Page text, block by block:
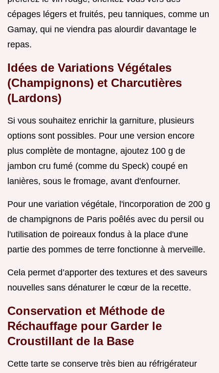
cépages légers et fruités, peu tanniques, comme un
Gamay, qui ne viendra pas alourdir davantage le
repas.
Idées de Variations Végétales
(Champignons) et Charcutières
(Lardons)
Si vous souhaitez enrichir la garniture, plusieurs
options sont possibles. Pour une version encore
plus complète de montagne, ajoutez 100 g de
jambon cru fumé (comme du Speck) coupé en
lanières, sous le fromage, avant d'enfourner.
Pour une variation végétale, l'incorporation de 200 g
de champignons de Paris poêlés avec du persil ou
l'utilisation de poireaux fondus à la place d'une
partie des pommes de terre fonctionne à merveille.
Cela permet d’apporter des textures et des saveurs
nouvelles sans dénaturer le cœur de la recette.
Conservation et Méthode de
Réchauffage pour Garder le
Croustillant de la Base
Cette tarte se conserve très bien au réfrigérateur